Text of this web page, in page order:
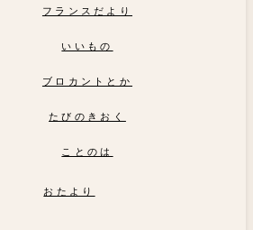
フランスだより
いいもの
ブロカントとか
たびのきおく
ことのは
おたより